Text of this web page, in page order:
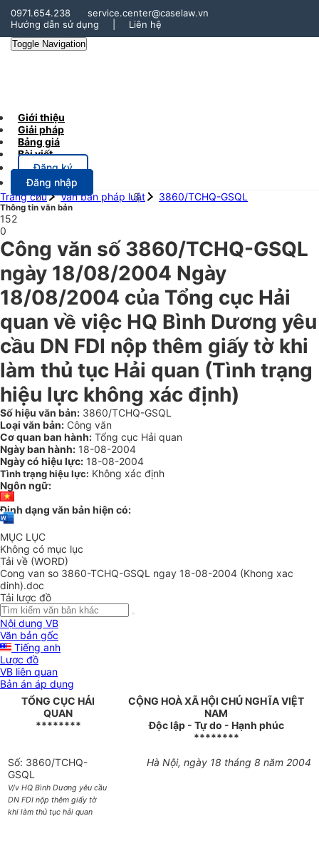
0971.654.238
service.center@caselaw.vn
Hướng dẫn sử dụng
Liên hệ
Toggle Navigation
Giới thiệu
Giải pháp
Bảng giá
Bài viết
Đăng ký
Đăng nhập
Trang chủ
Văn bản pháp luật 3860/TCHQ-GSQL
Thông tin văn bản
152
0
Công văn số 3860/TCHQ-GSQL
ngày 18/08/2004 Ngày
18/08/2004 của Tổng cục Hải
quan về việc HQ Bình Dương yêu
cầu DN FDI nộp thêm giấy tờ khi
làm thủ tục Hải quan (Tình trạng
hiệu lực không xác định)
Số hiệu văn bản: 3860/TCHQ-GSQL
Loại văn bản: Công văn
Cơ quan ban hành: Tổng cục Hải quan
Ngày ban hành: 18-08-2004
Ngày có hiệu lực: 18-08-2004
Tình trạng hiệu lực: Không xác định
Ngôn ngữ:
Định dạng văn bản hiện có:
MỤC LỤC
Không có mục lục
Tải về (WORD)
Cong van so 3860-TCHQ-GSQL ngay 18-08-2004 (Khong xac
dinh).doc
Tải lược đồ
Nội dung VB
Văn bản gốc
Tiếng anh
Lược đồ
VB liên quan
Bản án áp dụng
TỔNG CỤC HẢI
QUAN
********
CỘNG HOÀ XÃ HỘI CHỦ NGHĨA VIỆT
NAM
Độc lập - Tự do - Hạnh phúc
********
Số: 3860/TCHQ-
GSQL
V/v HQ Bình Dương yêu cầu
DN FDI nộp thêm giấy tờ
khi làm thủ tục hải quan
Hà Nội, ngày 18 tháng 8 năm 2004